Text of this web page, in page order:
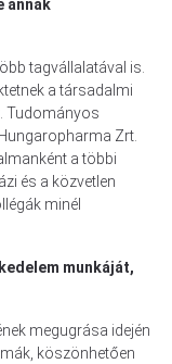
annak
tagvállalatával is.
a társadalmi
Tudományos
Zrt.
a többi
és a közvetlen
minél
munkáját,
megugrása idején
köszönhetően